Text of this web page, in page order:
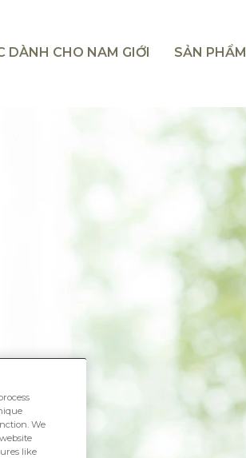
DÀNH CHO NAM GIỚI SẢN PHẨM
We
like